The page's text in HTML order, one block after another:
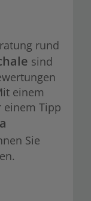
rund
sind
einem
einem Tipp
Sie